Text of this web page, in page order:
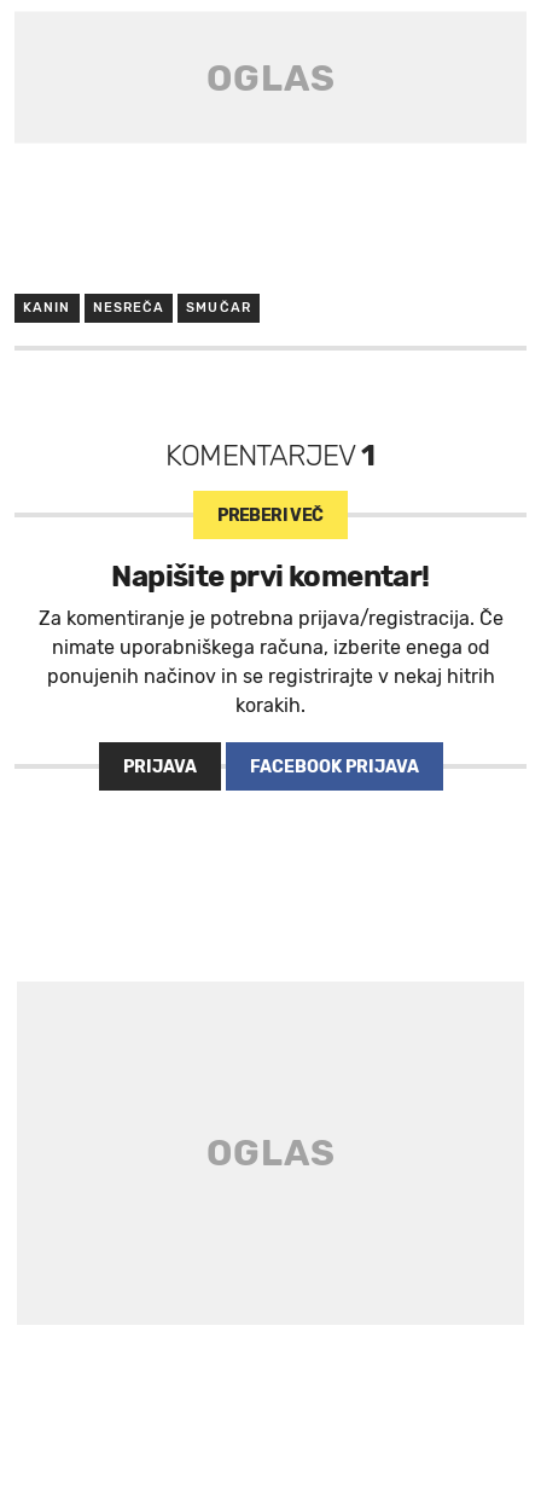
KANIN NESREČA SMUČAR
KOMENTARJEV1
PREBERI VEČ
Napišite prvi komentar!
Za komentiranje je potrebna prijava/registracija. Če
nimate uporabniškega računa, izberite enega od
ponujenih načinov in se registrirajte v nekaj hitrih
korakih.
PRIJAVA FACEBOOK PRIJAVA